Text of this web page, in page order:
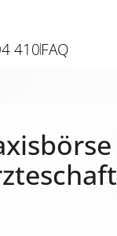
410FAQ